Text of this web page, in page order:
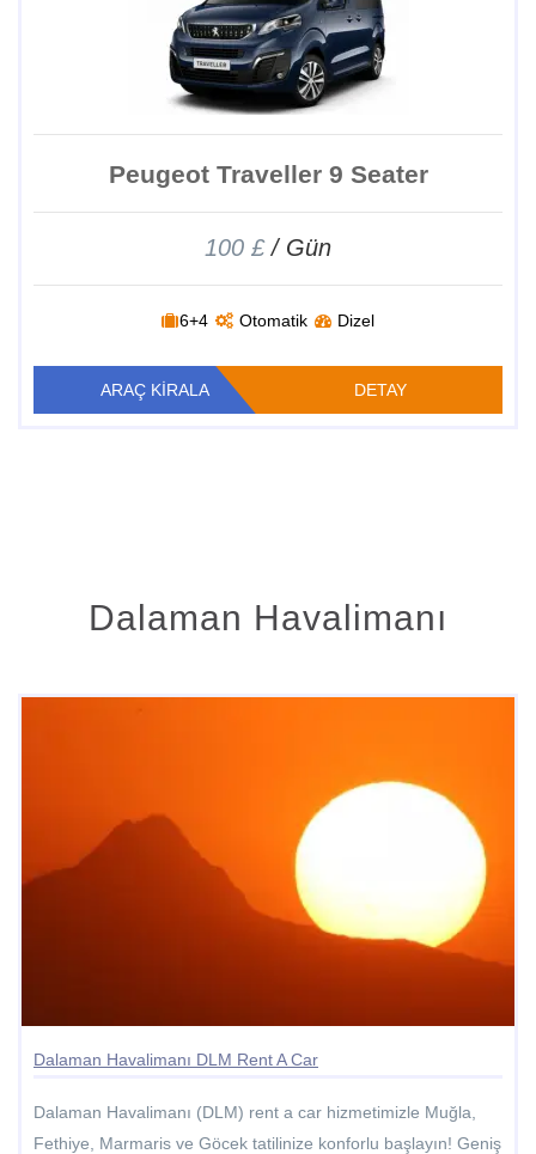
Peugeot Traveller 9 Seater
100 £/ Gün
6+4 Otomatik Dizel
ARAÇ KİRALA DETAY
Dalaman Havalimanı
Dalaman Havalimanı DLM Rent A Car
Dalaman Havalimanı (DLM) rent a car hizmetimizle Muğla,
Fethiye, Marmaris ve Göcek tatilinize konforlu başlayın! Geniş